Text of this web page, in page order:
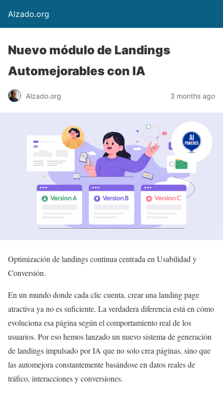
Alzado.org
Nuevo módulo de Landings
Automejorables con IA
Alzado.org 3 months ago
Optimización de landings continua centrada en Usabilidad y
Conversión.
En un mundo donde cada clic cuenta, crear una landing page
atractiva ya no es suficiente. La verdadera diferencia está en cómo
evoluciona esa página según el comportamiento real de los
usuarios. Por eso hemos lanzado un nuevo sistema de generación
de landings impulsado por IA que no solo crea páginas, sino que
las automejora constantemente basándose en datos reales de
tráfico, interacciones y conversiones.